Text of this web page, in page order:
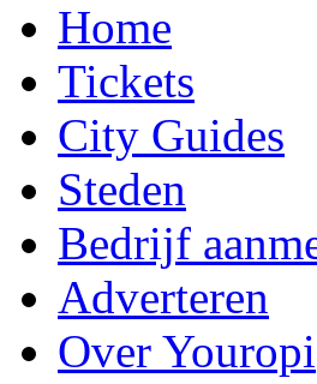
Home
Tickets
City Guides
Steden
Bedrijf
Adverteren
Over Youropi